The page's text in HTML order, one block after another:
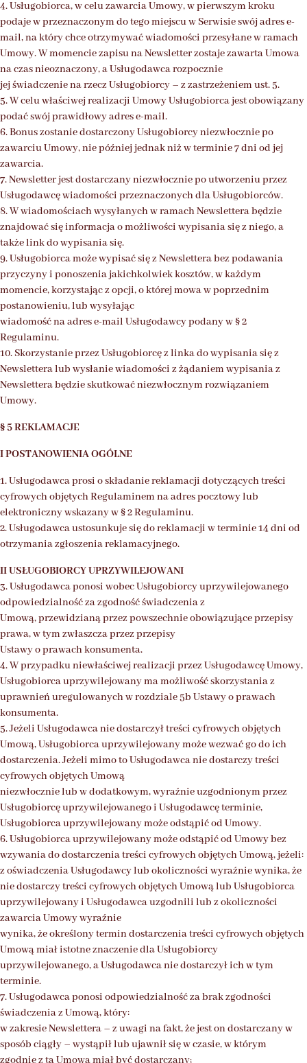
4. Usługobiorca, w celu zawarcia Umowy, w pierwszym kroku
podaje w przeznaczonym do tego miejscu w Serwisie swój adres e-
mail, na który chce otrzymywać wiadomości przesyłane w ramach
Umowy. W momencie zapisu na Newsletter zostaje zawarta Umowa
na czas nieoznaczony, a Usługodawca rozpocznie
jej świadczenie na rzecz Usługobiorcy – z zastrzeżeniem ust. 5.
5. W celu właściwej realizacji Umowy Usługobiorca jest obowiązany
podać swój prawidłowy adres e-mail.
6. Bonus zostanie dostarczony Usługobiorcy niezwłocznie po
zawarciu Umowy, nie później jednak niż w terminie 7 dni od jej
zawarcia.
7. Newsletter jest dostarczany niezwłocznie po utworzeniu przez
Usługodawcę wiadomości przeznaczonych dla Usługobiorców.
8. W wiadomościach wysyłanych w ramach Newslettera będzie
znajdować się informacja o możliwości wypisania się z niego, a
także link do wypisania się.
9. Usługobiorca może wypisać się z Newslettera bez podawania
przyczyny i ponoszenia jakichkolwiek kosztów, w każdym
momencie, korzystając z opcji, o której mowa w poprzednim
postanowieniu, lub wysyłając
wiadomość na adres e-mail Usługodawcy podany w § 2
Regulaminu.
10. Skorzystanie przez Usługobiorcę z linka do wypisania się z
Newslettera lub wysłanie wiadomości z żądaniem wypisania z
Newslettera będzie skutkować niezwłocznym rozwiązaniem
Umowy.
§ 5 REKLAMACJE
I POSTANOWIENIA OGÓLNE
1. Usługodawca prosi o składanie reklamacji dotyczących treści
cyfrowych objętych Regulaminem na adres pocztowy lub
elektroniczny wskazany w § 2 Regulaminu.
2. Usługodawca ustosunkuje się do reklamacji w terminie 14 dni od
otrzymania zgłoszenia reklamacyjnego.
II USŁUGOBIORCY UPRZYWILEJOWANI
3. Usługodawca ponosi wobec Usługobiorcy uprzywilejowanego
odpowiedzialność za zgodność świadczenia z
Umową, przewidzianą przez powszechnie obowiązujące przepisy
prawa, w tym zwłaszcza przez przepisy
Ustawy o prawach konsumenta.
4. W przypadku niewłaściwej realizacji przez Usługodawcę Umowy,
Usługobiorca uprzywilejowany ma możliwość skorzystania z
uprawnień uregulowanych w rozdziale 5b Ustawy o prawach
konsumenta.
5. Jeżeli Usługodawca nie dostarczył treści cyfrowych objętych
Umową, Usługobiorca uprzywilejowany może wezwać go do ich
dostarczenia. Jeżeli mimo to Usługodawca nie dostarczy treści
cyfrowych objętych Umową
niezwłocznie lub w dodatkowym, wyraźnie uzgodnionym przez
Usługobiorcę uprzywilejowanego i Usługodawcę terminie,
Usługobiorca uprzywilejowany może odstąpić od Umowy.
6. Usługobiorca uprzywilejowany może odstąpić od Umowy bez
wzywania do dostarczenia treści cyfrowych objętych Umową, jeżeli:
z oświadczenia Usługodawcy lub okoliczności wyraźnie wynika, że
nie dostarczy treści cyfrowych objętych Umową lub Usługobiorca
uprzywilejowany i Usługodawca uzgodnili lub z okoliczności
zawarcia Umowy wyraźnie
wynika, że określony termin dostarczenia treści cyfrowych objętych
Umową miał istotne znaczenie dla Usługobiorcy
uprzywilejowanego, a Usługodawca nie dostarczył ich w tym
terminie.
7. Usługodawca ponosi odpowiedzialność za brak zgodności
świadczenia z Umową, który:
w zakresie Newslettera – z uwagi na fakt, że jest on dostarczany w
sposób ciągły – wystąpił lub ujawnił się w czasie, w którym
zgodnie z tą Umową miał być dostarczany;